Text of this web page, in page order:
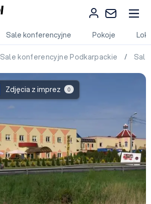
Sale konferencyjne Pokoje
Sale konferencyjne Podkarpackie /
Zdjęcia z imprez 0